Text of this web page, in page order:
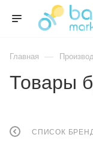
Главная —
Товары
СПИСОК